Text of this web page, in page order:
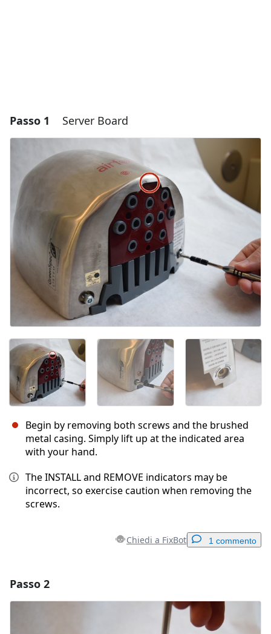
Passo 1 Server Board
Begin by removing both screws and the brushed
metal casing. Simply lift up at the indicated area
with your hand.
The INSTALL and REMOVE indicators may be
incorrect, so exercise caution when removing the
screws.
Chiedi a FixBot 1 commento
Passo 2